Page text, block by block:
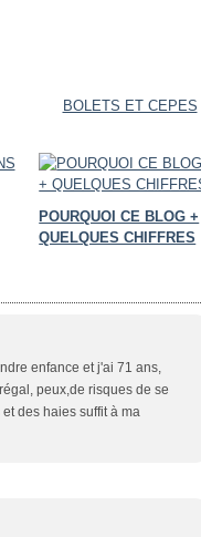
BOLETS ET CEPES
POURQUOI CE BLOG +
QUELQUES CHIFFRES
enfance et j'ai 71 ans,
peux,de risques de se
des haies suffit à ma